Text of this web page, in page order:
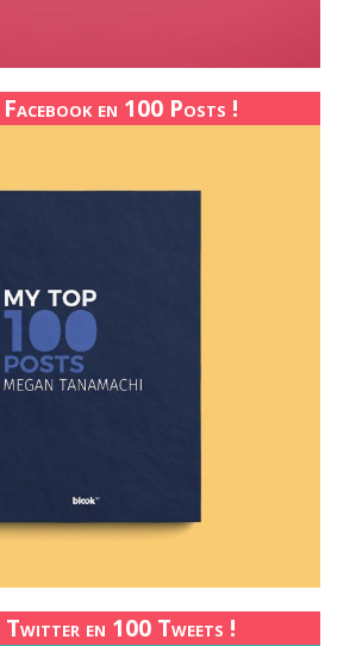
en 100 Posts !
en 100 Tweets !